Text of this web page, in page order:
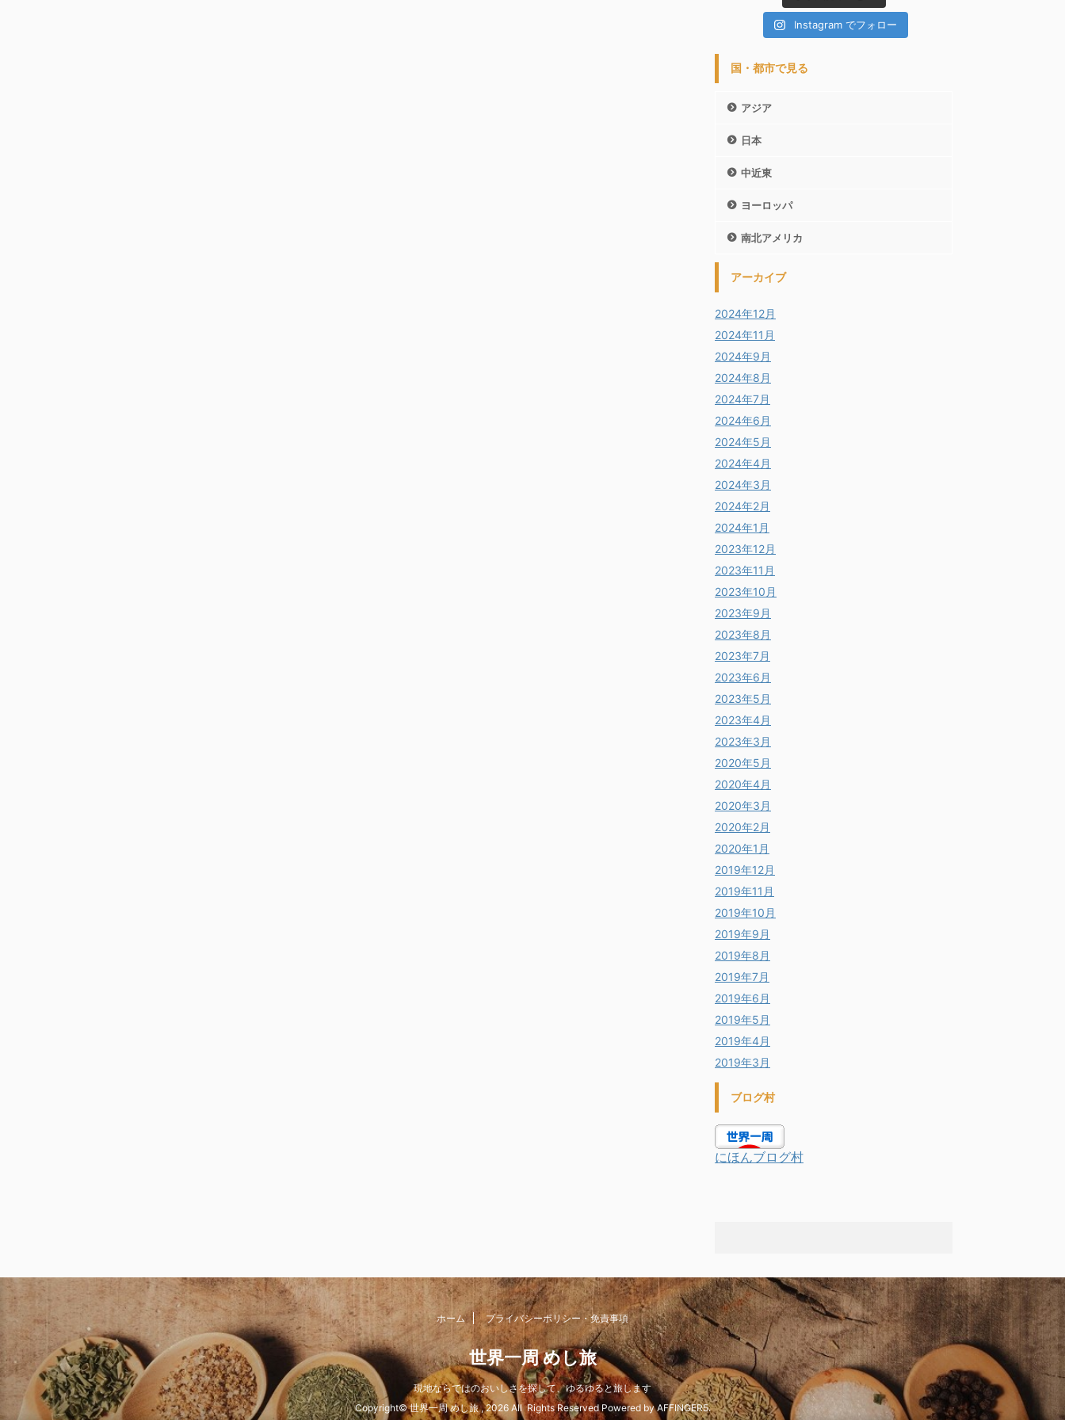
Instagram でフォロー
国・都市で見る
アジア
日本
中近東
ヨーロッパ
南北アメリカ
アーカイブ
2024年12月
2024年11月
2024年9月
2024年8月
2024年7月
2024年6月
2024年5月
2024年4月
2024年3月
2024年2月
2024年1月
2023年12月
2023年11月
2023年10月
2023年9月
2023年8月
2023年7月
2023年6月
2023年5月
2023年4月
2023年3月
2020年5月
2020年4月
2020年3月
2020年2月
2020年1月
2019年12月
2019年11月
2019年10月
2019年9月
2019年8月
2019年7月
2019年6月
2019年5月
2019年4月
2019年3月
ブログ村
にほんブログ村
ホーム プライバシーポリシー・免責事項
世界一周 めし旅
現地ならではのおいしさを探して、ゆるゆると旅します
Copyright© 世界一周 めし旅 , 2026 All Rights Reserved Powered byAFFINGER5.